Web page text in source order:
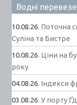
Водні
10.08.26. Поточна
Суліна та Бистре
10.08.26. Ціни на
року
04.08.26. Індекси
03.08.26. У порту